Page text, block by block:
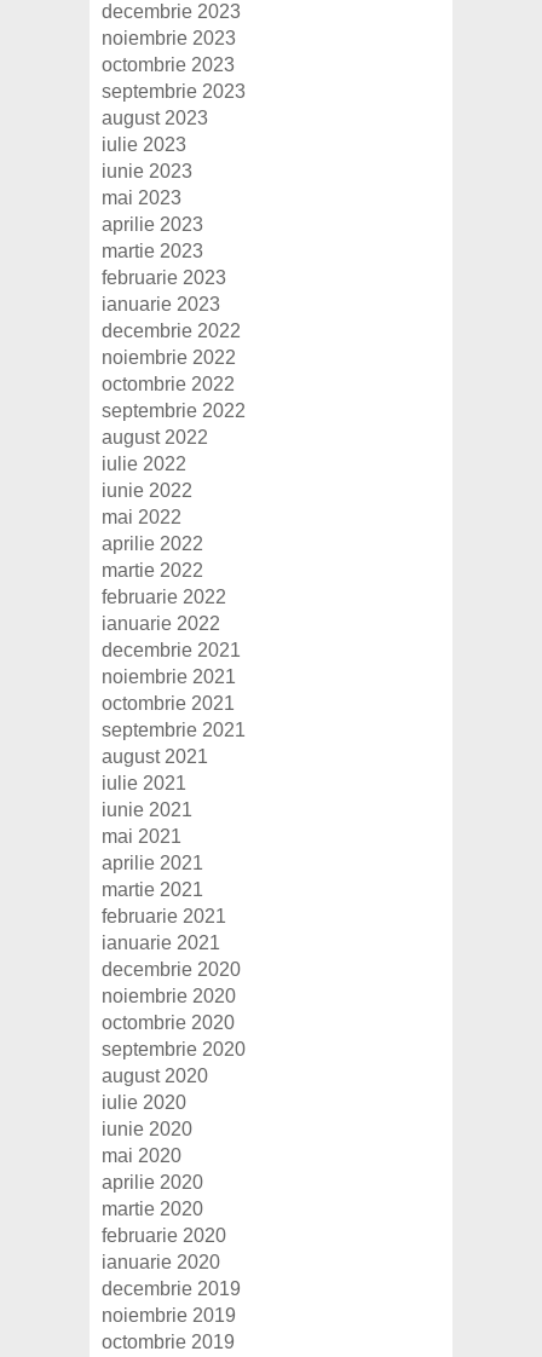
decembrie 2023
noiembrie 2023
octombrie 2023
septembrie 2023
august 2023
iulie 2023
iunie 2023
mai 2023
aprilie 2023
martie 2023
februarie 2023
ianuarie 2023
decembrie 2022
noiembrie 2022
octombrie 2022
septembrie 2022
august 2022
iulie 2022
iunie 2022
mai 2022
aprilie 2022
martie 2022
februarie 2022
ianuarie 2022
decembrie 2021
noiembrie 2021
octombrie 2021
septembrie 2021
august 2021
iulie 2021
iunie 2021
mai 2021
aprilie 2021
martie 2021
februarie 2021
ianuarie 2021
decembrie 2020
noiembrie 2020
octombrie 2020
septembrie 2020
august 2020
iulie 2020
iunie 2020
mai 2020
aprilie 2020
martie 2020
februarie 2020
ianuarie 2020
decembrie 2019
noiembrie 2019
octombrie 2019